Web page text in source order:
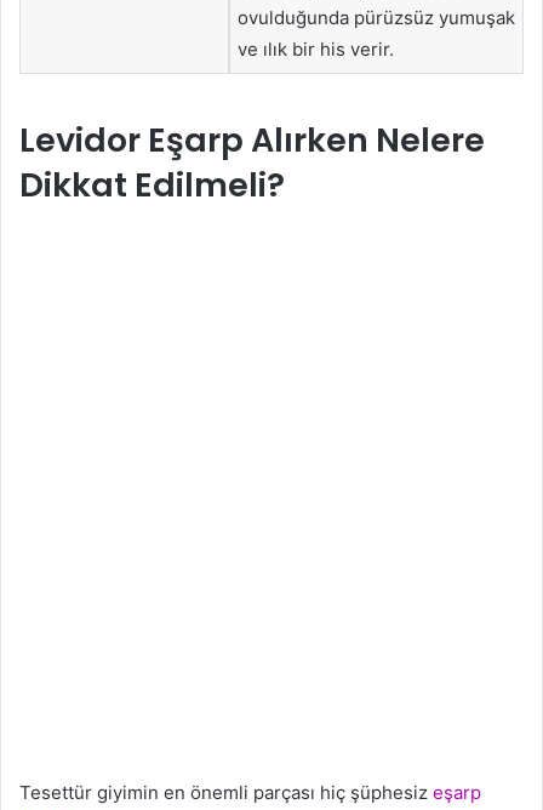
ovulduğunda pürüzsüz yumuşak
ve ılık bir his verir.
Levidor Eşarp Alırken Nelere
Dikkat Edilmeli?
Tesettür giyimin en önemli parçası hiç şüphesiz eşarp